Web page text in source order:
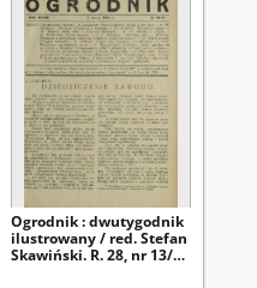
Ogrodnik : dwutygodnik
ilustrowany / red. Stefan
Skawiński. R. 28, nr 13/14